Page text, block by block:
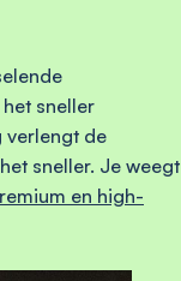
sneller
verlengt de
sneller. Je weegt
en high-